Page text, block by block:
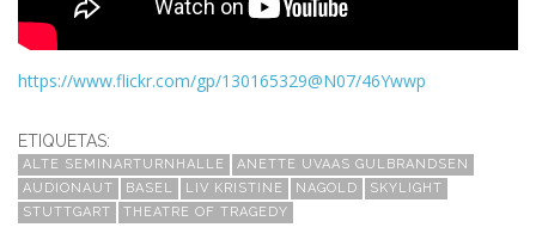
https://www.flickr.com/gp/130165329@N07/46Ywwp
ETIQUETAS:
ALTE SEMINARTURNHALLE
ANETTE UVAAS GULBRANDSEN
AUDIONAUT
BASEL LIV KRISTINE NAGOLD
SKYLIGHT
STUTTGART
THEATRE OF TRAGEDY